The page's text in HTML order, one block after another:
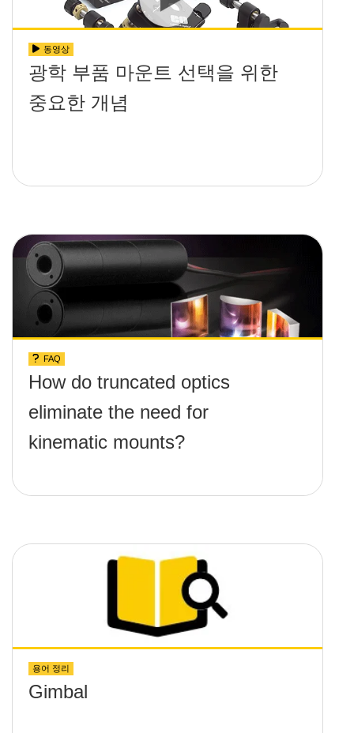
동영상
광학 부품 마운트 선택을 위한
중요한 개념
FAQ
How do truncated optics
eliminate the need for
kinematic mounts?
용어 정리
Gimbal